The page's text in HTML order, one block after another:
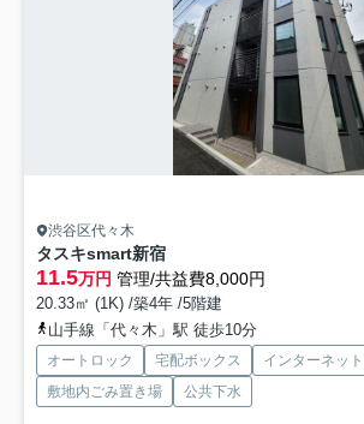
渋谷区代々木
タスキsmart新宿
11.5万円 管理/共益費8,000円
20.33㎡ (1K) /築4年 /5階建
山手線「代々木」駅 徒歩10分
オートロック 宅配ボックス インターネッ
敷地内ごみ置き場
公共下水